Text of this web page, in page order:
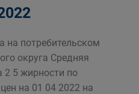
на потребительском
округа Средняя
2 5 жирности по
на 01 04 2022 на